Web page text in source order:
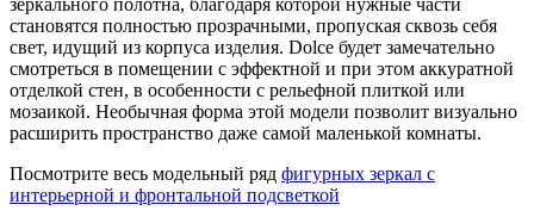
становятся полностью прозрачными, пропуская сквозь себя
свет, идущий из корпуса изделия. Dolce будет замечательно
смотреться в помещении с эффектной и при этом аккуратной
отделкой стен, в особенности с рельефной плиткой или
мозаикой. Необычная форма этой модели позволит визуально
расширить пространство даже самой маленькой комнаты.
Посмотрите весь модельный ряд фигурных зеркал с
интерьерной и фронтальной подсветкой